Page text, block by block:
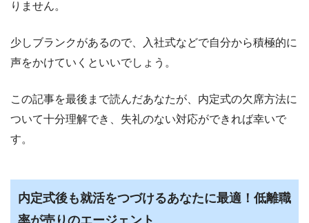
りません。
少しブランクがあるので、入社式などで自分から積極的に
声をかけていくといいでしょう。
この記事を最後まで読んだあなたが、内定式の欠席方法に
ついて十分理解でき、失礼のない対応ができれば幸いで
す。
内定式後も就活をつづけるあなたに最適！低離職
率が売りのエージェント